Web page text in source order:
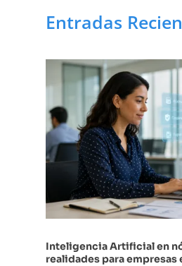
Entradas
Inteligencia Artificial en
realidades para empresas